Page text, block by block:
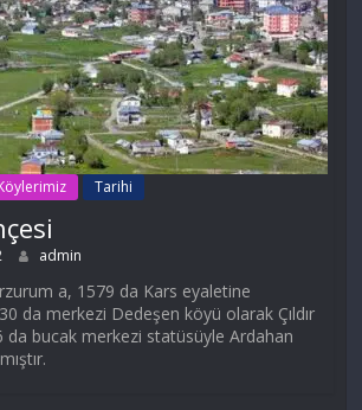
Tarihi
admin
a, 1579 da Kars eyaletine
da merkezi Dedeşen köyü olarak Çıldır
da bucak merkezi statüsüyle Ardahan